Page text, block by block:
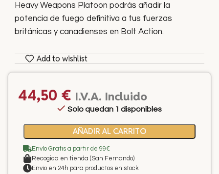
Heavy Weapons Platoon podrás añadir la
potencia de fuego definitiva a tus fuerzas
británicas y canadienses en Bolt Action.
Add to wishlist
44,50 € I.V.A. Incluido
Solo quedan 1 disponibles
AÑADIR AL CARRITO
Envío Gratis a partir de 99€
Recogida en tienda (San Fernando)
Envío en 24h para productos en stock